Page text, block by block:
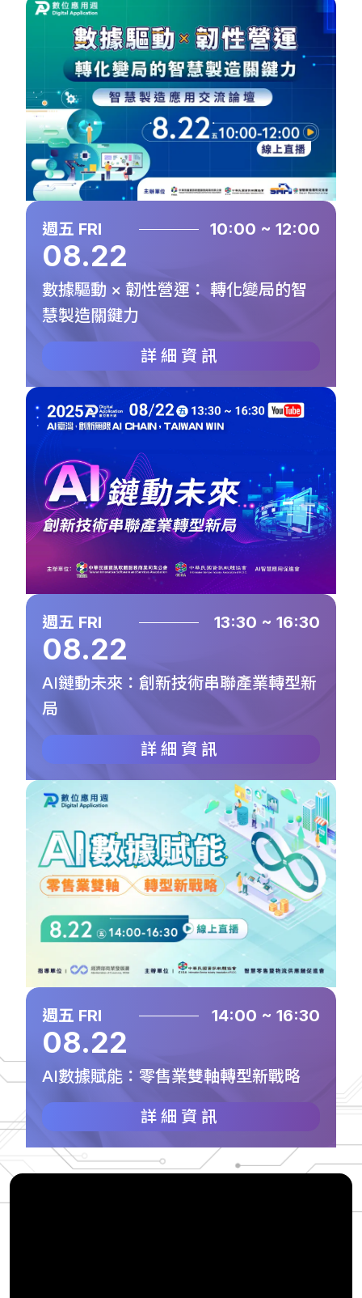
週五 FRI 10:00 ~ 12:00
08.22
數據驅動 × 韌性營運： 轉化變局的智
慧製造關鍵力
詳細資訊
週五 FRI 13:30 ~ 16:30
08.22
AI鏈動未來：創新技術串聯產業轉型新
局
詳細資訊
週五 FRI 14:00 ~ 16:30
08.22
AI數據賦能：零售業雙軸轉型新戰略
詳細資訊